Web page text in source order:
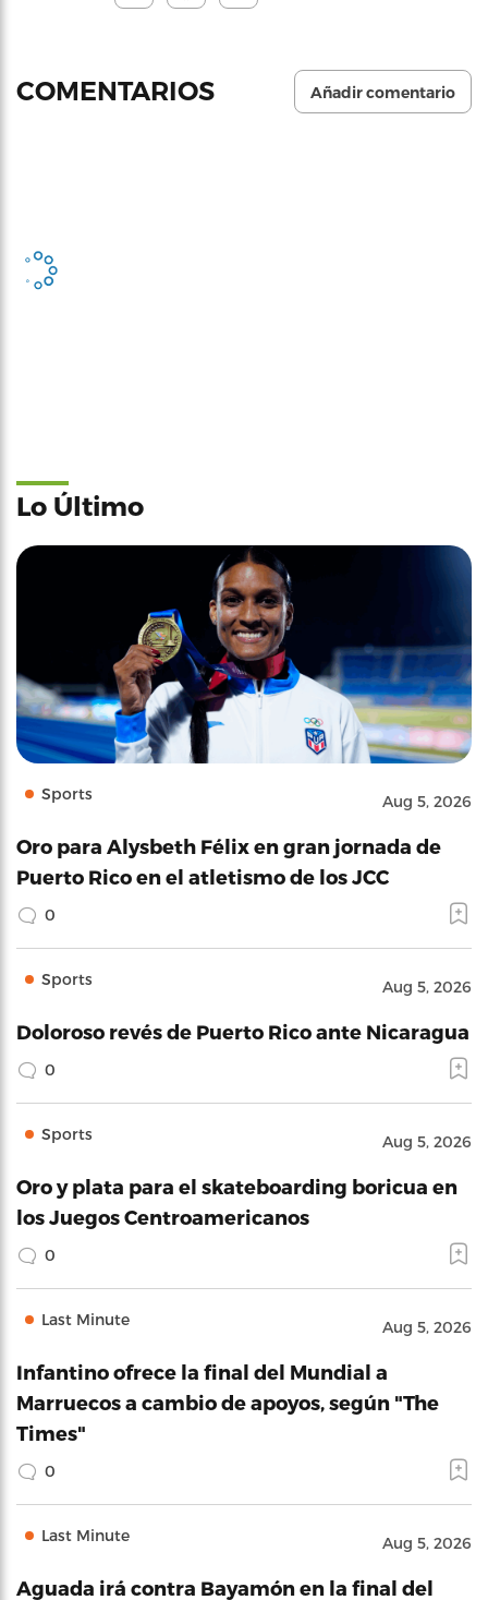
COMENTARIOS Añadir comentario
Lo Último
Sports Aug 5, 2026
Oro para Alysbeth Félix en gran jornada de
Puerto Rico en el atletismo de los JCC
0
Sports Aug 5, 2026
Doloroso revés de Puerto Rico ante Nicaragua
0
Sports Aug 5, 2026
Oro y plata para el skateboarding boricua en
los Juegos Centroamericanos
0
Last Minute Aug 5, 2026
Infantino ofrece la final del Mundial a
Marruecos a cambio de apoyos, según "The
Times"
0
Last Minute Aug 5, 2026
Aguada irá contra Bayamón en la final del